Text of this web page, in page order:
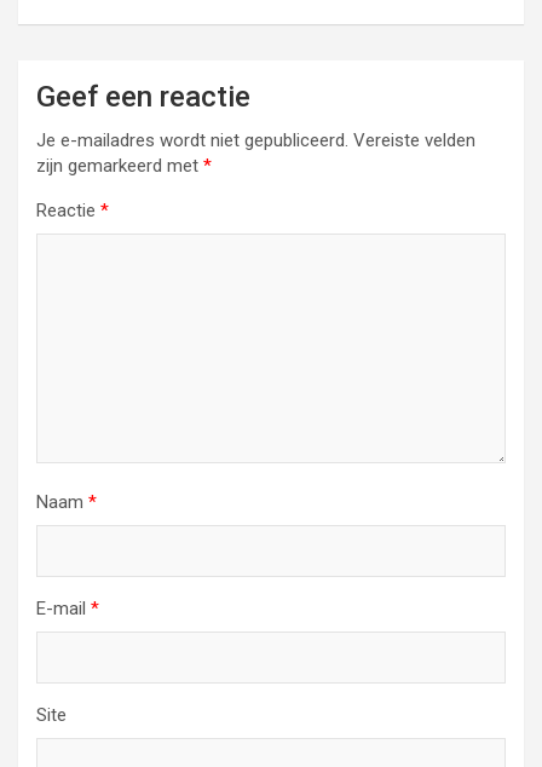
Geef een reactie
Je e-mailadres wordt niet gepubliceerd. Vereiste velden
zijn gemarkeerd met *
Reactie *
Naam *
E-mail *
Site